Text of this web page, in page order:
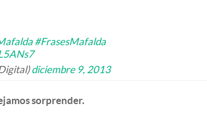
#FrasesMafalda
diciembre 9, 2013
sorprender.